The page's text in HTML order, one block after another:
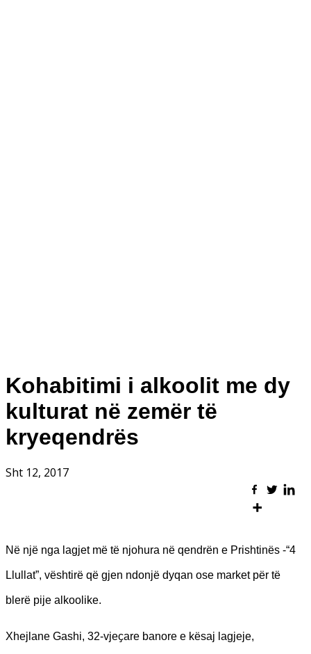
Kohabitimi i alkoolit me dy
kulturat në zemër të
kryeqendrës
Sht 12, 2017
Në një nga lagjet më të njohura në qendrën e Prishtinës -“4
Llullat”, vështirë që gjen ndonjë dyqan ose market për të
blerë pije alkoolike.
Xhejlane Gashi, 32-vjeҫare banore e kësaj lagjeje,